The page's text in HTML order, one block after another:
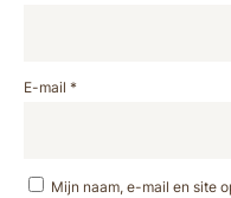
E-mail *
Mijn naam, e-mail en site